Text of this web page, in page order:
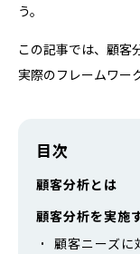
う。
この記事では、顧客
実際のフレームワー
目次
顧客分析とは
顧客分析を実施
顧客ニーズに